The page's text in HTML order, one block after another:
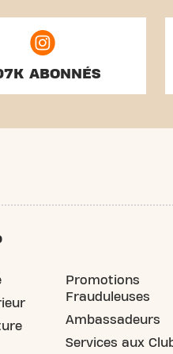
ABONNÉS
Promotions
Frauduleuses
Ambassadeurs
Services aux